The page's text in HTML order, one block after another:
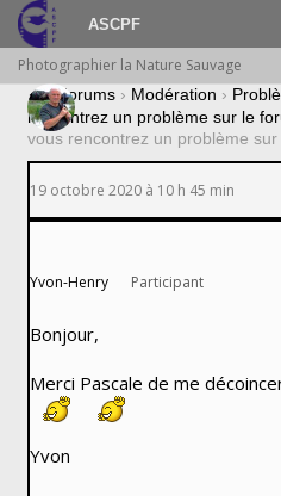
ASCPF
Photographier la Nature Sauvage
› Forums › Modération ›
rencontrez un problème sur le
vous rencontrez un problème sur
19 octobre 2020 à 10 h 45 min
Yvon-Henry Participant
Bonjour,
Merci Pascale de me
Yvon